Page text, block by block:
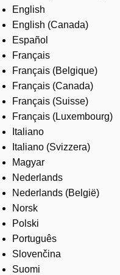
Careers
English
English (Canada)
Español
Français
Français (Belgique)
Français (Canada)
Français (Suisse)
Français (Luxembourg)
Italiano
Italiano (Svizzera)
Magyar
Nederlands
Nederlands (België)
Norsk
Polski
Português
Slovenčina
Suomi